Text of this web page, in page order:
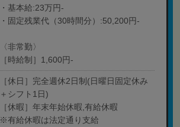
・基本給:23万円-
・固定残業代（30時間分）:50,200円-
〈非常勤〉
［時給制］1,600円-
［休日］完全週休2日制(日曜日固定休み
＋シフト1日)
［休暇］年末年始休暇,有給休暇
※有給休暇は法定通り支給